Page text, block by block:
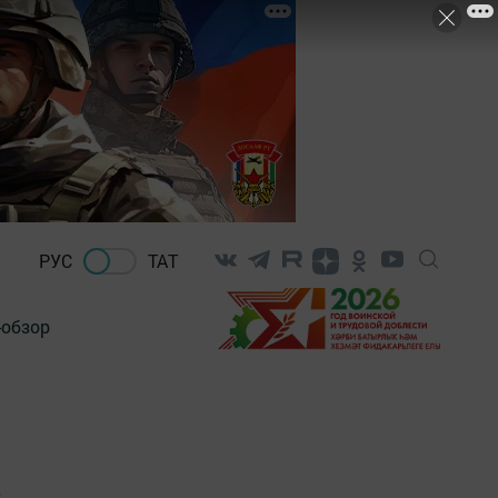
РУС ТАТ